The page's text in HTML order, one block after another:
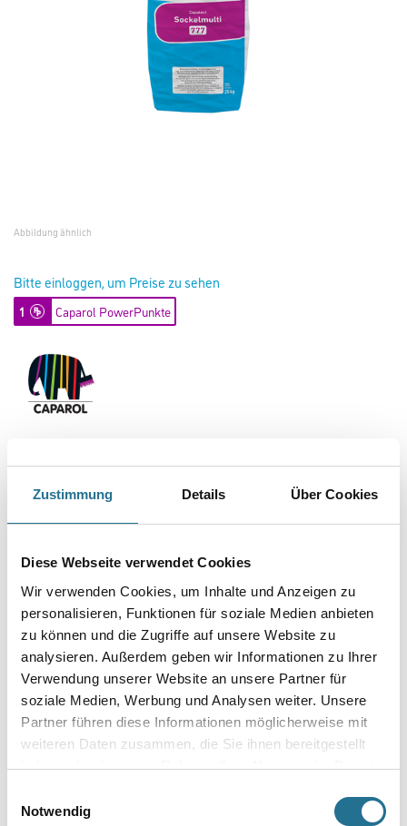
Zustimmung Details Über Cookies
Diese Webseite verwendet Cookies
Wir verwenden Cookies, um Inhalte und Anzeigen zu
personalisieren, Funktionen für soziale Medien anbieten
zu können und die Zugriffe auf unsere Website zu
analysieren. Außerdem geben wir Informationen zu Ihrer
Verwendung unserer Website an unsere Partner für
soziale Medien, Werbung und Analysen weiter. Unsere
Partner führen diese Informationen möglicherweise mit
weiteren Daten zusammen, die Sie ihnen bereitgestellt
haben oder die sie im Rahmen Ihrer Nutzung der Dienste
Notwendig
Abbildung ähnlich
Bitte einloggen, um Preise zu sehen
1 Caparol PowerPunkte
Mineralische Klebe- und Armierungsmasse, sowie filzbarer Oberputz
speziell für den Sockelbereich.
Farbtonbezeichnung
Gebinde
Umrechnungsfaktoren